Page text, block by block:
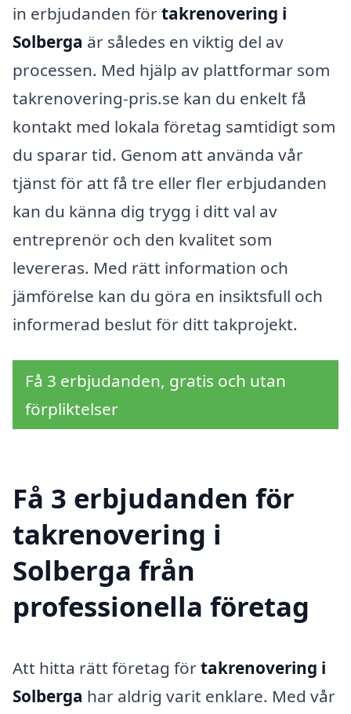
in erbjudanden förtakrenovering i
Solberga är således en viktig del av
processen. Med hjälp av plattformar som
takrenovering-pris.se kan du enkelt få
kontakt med lokala företag samtidigt som
du sparar tid. Genom att använda vår
tjänst för att få tre eller fler erbjudanden
kan du känna dig trygg i ditt val av
entreprenör och den kvalitet som
levereras. Med rätt information och
jämförelse kan du göra en insiktsfull och
informerad beslut för ditt takprojekt.
Få 3 erbjudanden, gratis och utan
förpliktelser
Få 3 erbjudanden för
takrenovering i
Solberga från
professionella företag
Att hitta rätt företag förtakrenovering i
Solberga har aldrig varit enklare. Med vår